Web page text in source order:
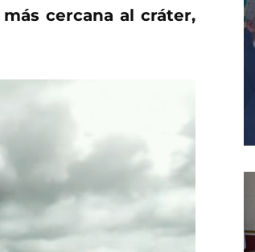
cercana al cráter,